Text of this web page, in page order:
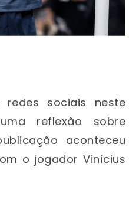
sociais neste
reflexão sobre
aconteceu
o jogador Vinícius